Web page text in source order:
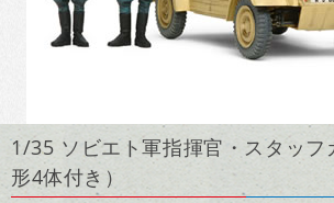
1/35 ソビエト軍指揮官・スタッフ
形4体付き）